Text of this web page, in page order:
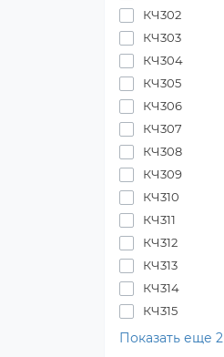
КЧ302
КЧ303
КЧ304
КЧ305
КЧ306
КЧ307
КЧ308
КЧ309
КЧ310
КЧ311
КЧ312
КЧ313
КЧ314
КЧ315
Показать еще 2